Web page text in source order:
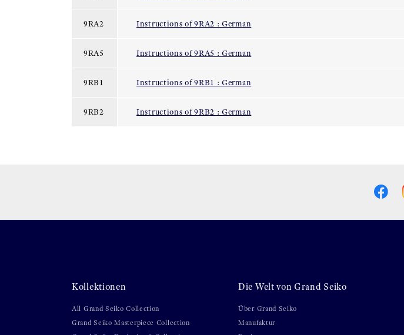
9RA2 Instructions of 9RA2 : German
9RA5 Instructions of 9RA5 : German
9RB1 Instructions of 9RB1 : German
9RB2 Instructions of 9RB2 : German
Kollektionen
All Grand Seiko Collection
Grand Seiko Masterpiece Collection
Die Welt von Grand Seiko
Über Grand Seiko
Manufaktur